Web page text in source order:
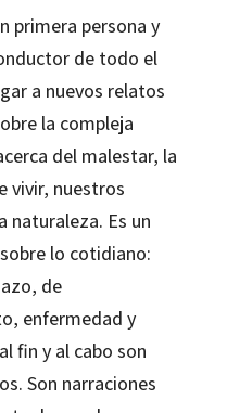
primera persona y
de todo el
a nuevos relatos
la compleja
del malestar, la
vivir, nuestros
naturaleza. Es un
lo cotidiano:
de
enfermedad y
fin y al cabo son
Son narraciones